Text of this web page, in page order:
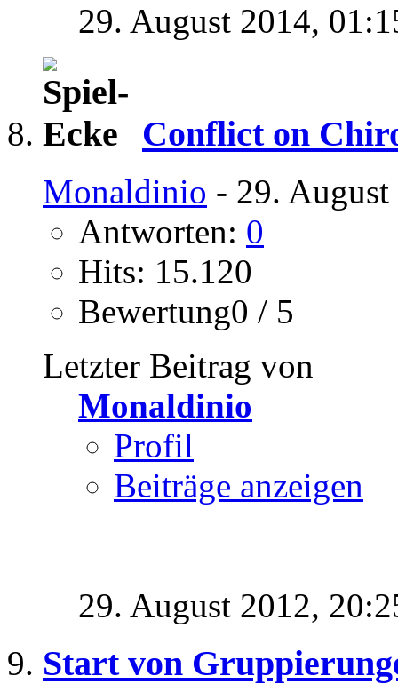
29. August 2014,
Conflict on
Monaldinio - 29.
Antworten: 0
Hits: 15.120
Bewertung0 / 5
Letzter Beitrag von
Monaldinio
Profil
Beiträge anzeigen
29. August 2012,
Start von